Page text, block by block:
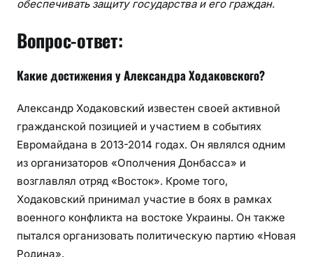
обеспечивать защиту государства и его граждан.
Вопрос-ответ:
Какие достижения у Александра Ходаковского?
Александр Ходаковский известен своей активной
гражданской позицией и участием в событиях
Евромайдана в 2013-2014 годах. Он являлся одним
из организаторов «Ополчения Донбасса» и
возглавлял отряд «Восток». Кроме того,
Ходаковский принимал участие в боях в рамках
военного конфликта на востоке Украины. Он также
пытался организовать политическую партию «Новая
Родина».